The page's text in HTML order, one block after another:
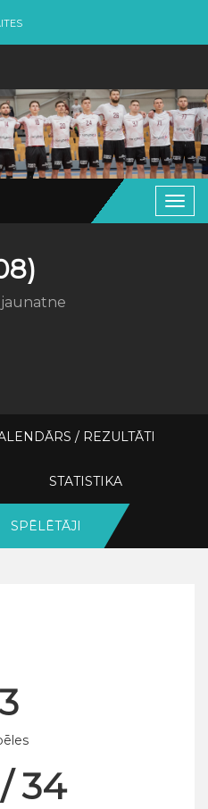
jaunatne
/ REZULTĀTI
STATISTIKA
SPĒLĒTĀJI
34